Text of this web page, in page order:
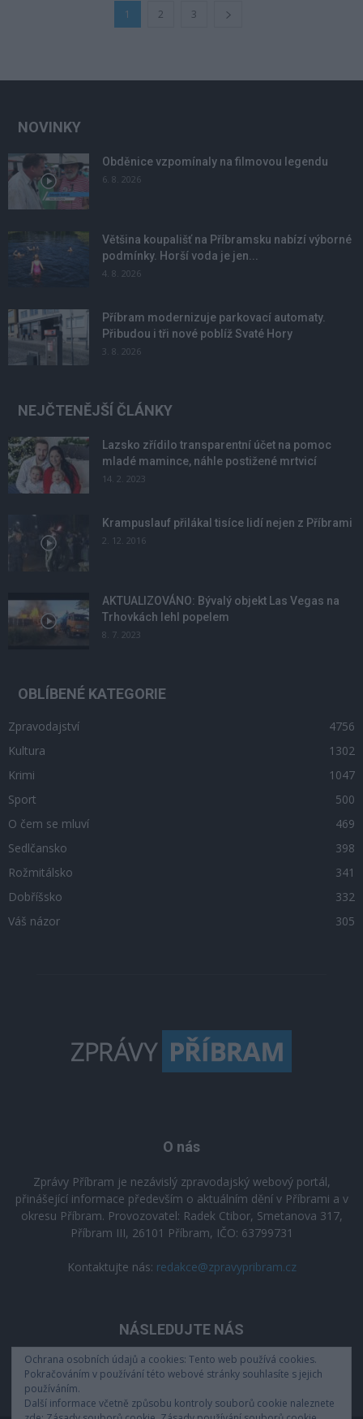
1 2 3
NOVINKY
Obděnice vzpomínaly na filmovou legendu
6. 8. 2026
Většina koupališť na Příbramsku nabízí výborné
podmínky. Horší voda je jen...
4. 8. 2026
Příbram modernizuje parkovací automaty.
Přibudou i tři nové poblíž Svaté Hory
3. 8. 2026
NEJČTENĚJŠÍ ČLÁNKY
Lazsko zřídilo transparentní účet na pomoc
mladé mamince, náhle postižené mrtvicí
14. 2. 2023
Krampuslauf přilákal tisíce lidí nejen z Příbrami
2. 12. 2016
AKTUALIZOVÁNO: Bývalý objekt Las Vegas na
Trhovkách lehl popelem
8. 7. 2023
OBLÍBENÉ KATEGORIE
Zpravodajství
4756
Kultura
1302
Krimi
1047
Sport
500
O čem se mluví
469
Sedlčansko
398
Rožmitálsko
341
Dobříšsko
332
Váš názor
305
O nás
Zprávy Příbram je nezávislý zpravodajský webový portál,
přinášející informace především o aktuálním dění v Příbrami a v
okresu Příbram. Provozovatel: Radek Ctibor, Smetanova 317,
Příbram III, 26101 Příbram, IČO: 63799731
Kontaktujte nás: redakce@zpravypribram.cz
NÁSLEDUJTE NÁS
Ochrana osobních údajů a cookies: Tento web používá cookies.
Pokračováním v používání této webové stránky souhlasíte s jejich
používáním.
Další informace včetně způsobu kontroly souborů cookie naleznete